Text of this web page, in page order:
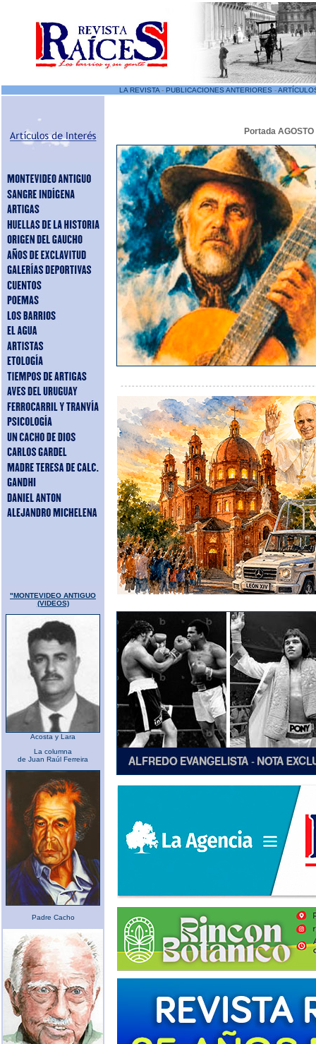
LA REVISTA - PUBLICACIONES ANTERIORES -
"MONTEVIDEO ANTIGUO
(VIDEOS)
Acosta y Lara
La columna
de Juan Raúl Ferreira
Padre Cacho
Portada AGOSTO